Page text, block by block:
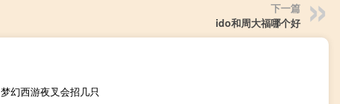
下一篇
ido和周大福哪个好
梦幻西游夜叉会招几只